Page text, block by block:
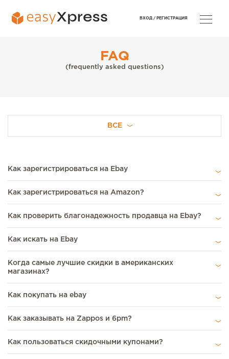
FAQ
(frequently asked questions)
ВСЕ
Как зарегистрироваться на Ebay
Как зарегистрироваться на Amazon?
Как проверить благонадежность продавца на Ebay?
Как искать на Ebay
Когда самые лучшие скидки в американских
магазинах?
Как покупать на ebay
Как заказывать на Zappos и 6pm?
Как пользоваться скидочными купонами?
ВХОД / РЕГИСТРАЦИЯ